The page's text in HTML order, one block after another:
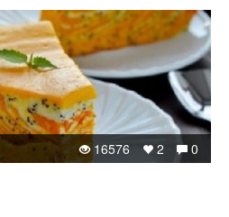
0
2
16576